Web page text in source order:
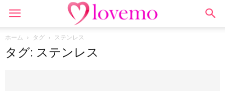
ホーム タグ ステンレス
タグ: ステンレス